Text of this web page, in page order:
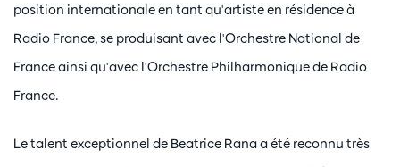
position internationale en tant qu'artiste en résidence à
Radio France, se produisant avec l'Orchestre National de
France ainsi qu'avec l'Orchestre Philharmonique de Radio
France.
Le talent exceptionnel de Beatrice Rana a été reconnu très